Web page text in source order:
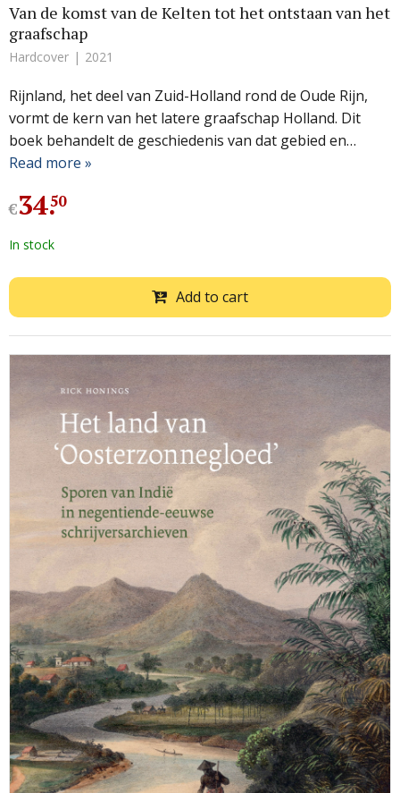
Van de komst van de Kelten tot het ontstaan van het
graafschap
Hardcover 2021
Rijnland, het deel van Zuid-Holland rond de Oude Rijn,
vormt de kern van het latere graafschap Holland. Dit
boek behandelt de geschiedenis van dat gebied en…
Read more »
€34.
50
In stock
Add to cart